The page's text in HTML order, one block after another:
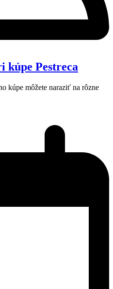
kúpe Pestreca
kúpe môžete naraziť na rôzne